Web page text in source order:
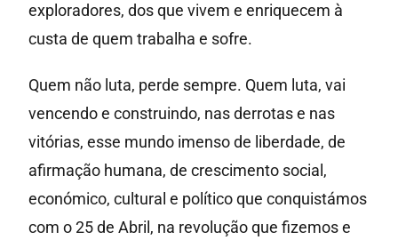
exploradores, dos que vivem e enriquecem à
custa de quem trabalha e sofre.
Quem não luta, perde sempre. Quem luta, vai
vencendo e construindo, nas derrotas e nas
vitórias, esse mundo imenso de liberdade, de
afirmação humana, de crescimento social,
económico, cultural e político que conquistámos
com o 25 de Abril, na revolução que fizemos e